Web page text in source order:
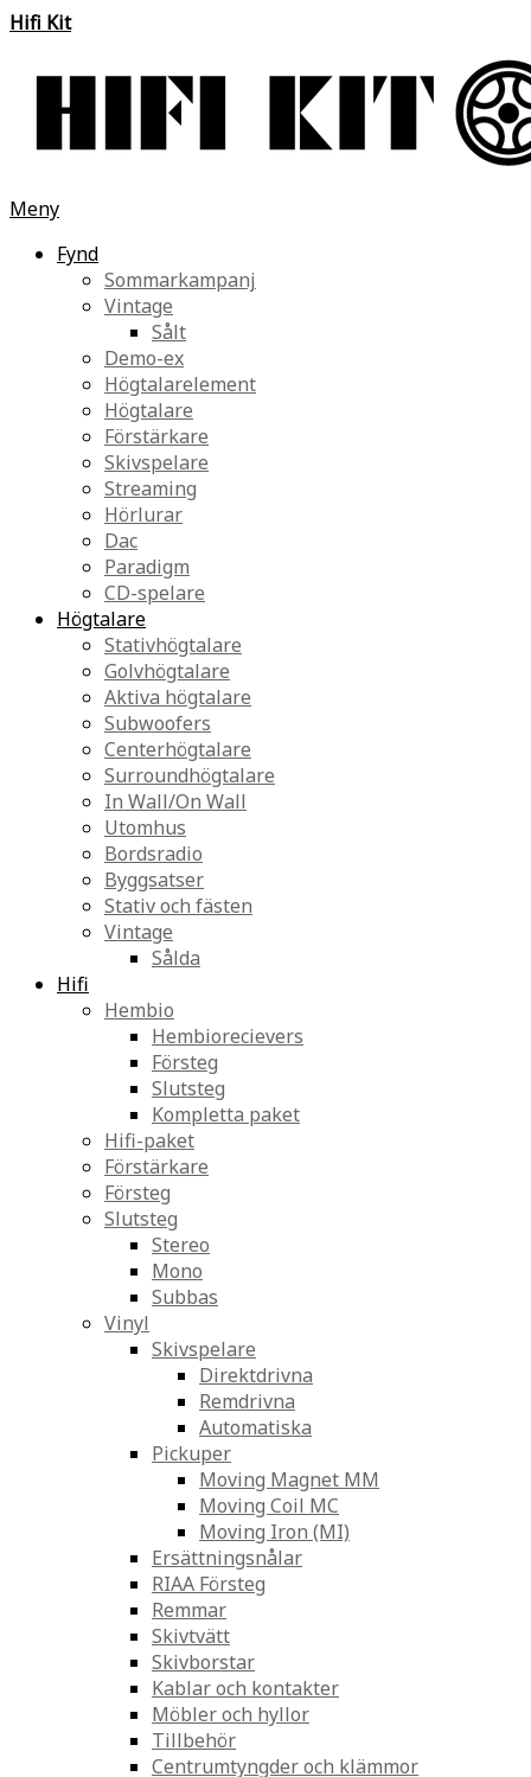
Hifi Kit
Meny
Fynd
Sommarkampanj
Vintage
Sålt
Demo-ex
Högtalarelement
Högtalare
Förstärkare
Skivspelare
Streaming
Hörlurar
Dac
Paradigm
CD-spelare
Högtalare
Stativhögtalare
Golvhögtalare
Aktiva högtalare
Subwoofers
Centerhögtalare
Surroundhögtalare
In Wall/On Wall
Utomhus
Bordsradio
Byggsatser
Stativ och fästen
Vintage
Sålda
Hifi
Hembio
Hembiorecievers
Försteg
Slutsteg
Kompletta paket
Hifi-paket
Förstärkare
Försteg
Slutsteg
Stereo
Mono
Subbas
Vinyl
Skivspelare
Direktdrivna
Remdrivna
Automatiska
Pickuper
Moving Magnet MM
Moving Coil MC
Moving Iron (MI)
Ersättningsnålar
RIAA Försteg
Remmar
Skivtvätt
Skivborstar
Kablar och kontakter
Möbler och hyllor
Tillbehör
Centrumtyngder och klämmor